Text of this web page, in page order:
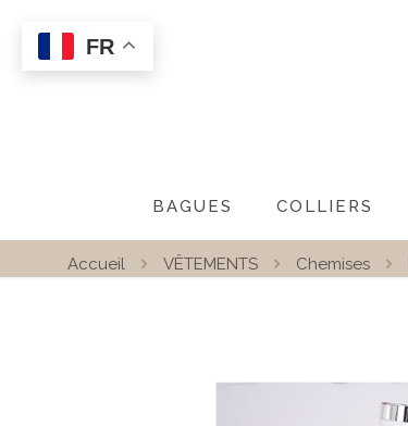
BAGUES COLLIERS
Accueil VÊTEMENTS Chemises
FR